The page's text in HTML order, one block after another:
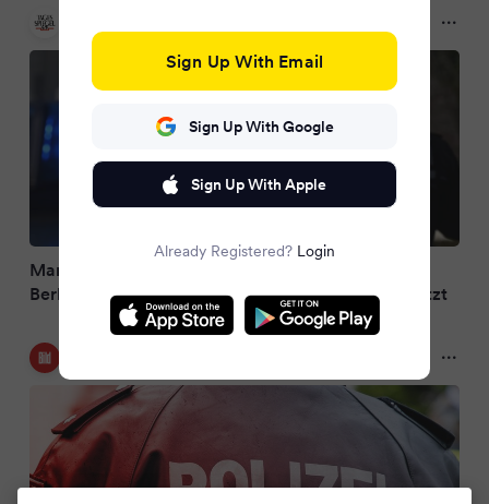
a year ago
Mann attackierte ihn nach Freilassung: Polizist in
Berlin durch Feuerzeug-Explosion am Auge verletzt
Sign Up With Email
Sign Up With Google
Sign Up With Apple
Already Registered? Login